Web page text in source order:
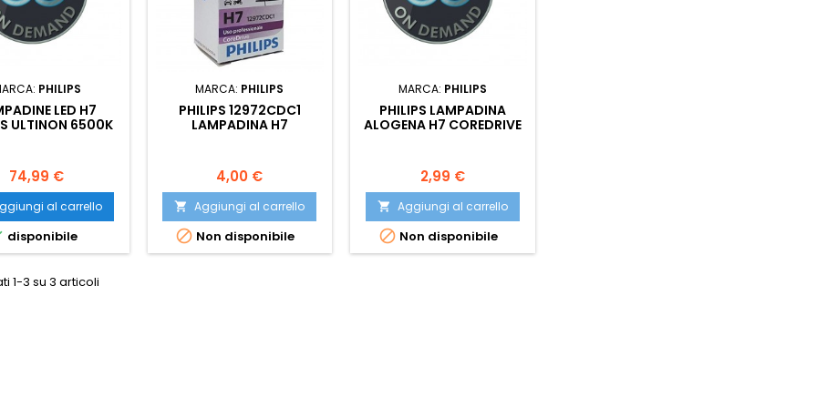
PHILIPS
LED H7
ULTINON 6500K
Prezzo
74,99 €
al carrello
disponibile
MARCA: PHILIPS
PHILIPS 12972CDC1
LAMPADINA H7
Prezzo
4,00 €
 Aggiungi al carrello
 Non disponibile
MARCA: PHILIPS
PHILIPS LAMPADINA
ALOGENA H7 COREDRIVE
Prezzo
2,99 €
 Aggiungi al carrello
 Non disponibile
1-3 su 3 articoli